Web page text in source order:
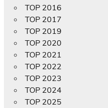
TOP 2016
TOP 2017
TOP 2019
TOP 2020
TOP 2021
TOP 2022
TOP 2023
TOP 2024
TOP 2025